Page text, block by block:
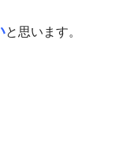
と思います。